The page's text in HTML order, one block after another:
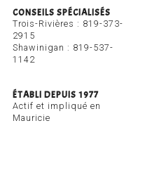
CONSEILS SPÉCIALISÉS
Trois-Rivières : 819-373-
2915
Shawinigan : 819-537-
1142
ÉTABLI DEPUIS 1977
Actif et impliqué en
Mauricie